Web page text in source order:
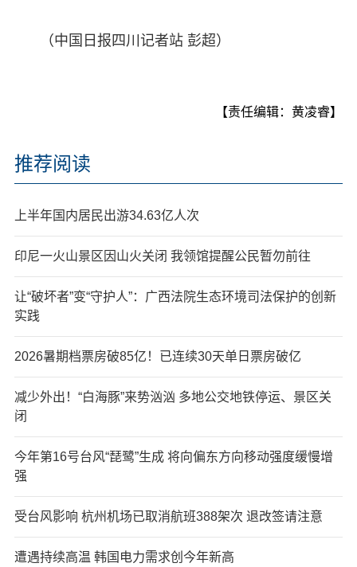
（中国日报四川记者站 彭超）
【责任编辑：黄凌睿】
推荐阅读
上半年国内居民出游34.63亿人次
印尼一火山景区因山火关闭 我领馆提醒公民暂勿前往
让“破坏者”变“守护人”：广西法院生态环境司法保护的创新
实践
2026暑期档票房破85亿！已连续30天单日票房破亿
减少外出！“白海豚”来势汹汹 多地公交地铁停运、景区关
闭
今年第16号台风“琵鹭”生成 将向偏东方向移动强度缓慢增
强
受台风影响 杭州机场已取消航班388架次 退改签请注意
遭遇持续高温 韩国电力需求创今年新高